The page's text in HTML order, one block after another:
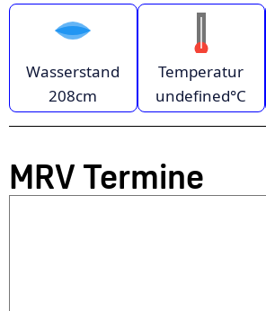
Wasserstand
208cm
Temperatur
undefined°C
MRV Termine